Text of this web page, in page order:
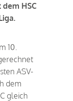
dem HSC
10.
ASV-
dem
gleich